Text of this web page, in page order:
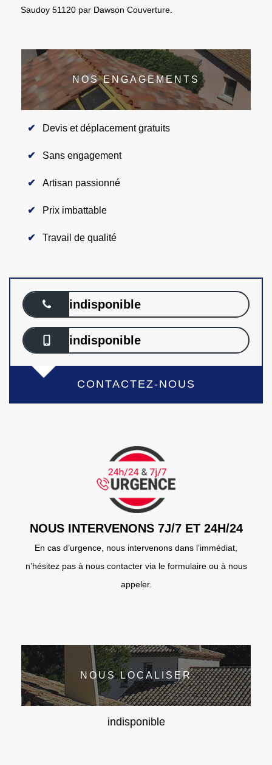
Saudoy 51120 par Dawson Couverture.
NOS ENGAGEMENTS
Devis et déplacement gratuits
Sans engagement
Artisan passionné
Prix imbattable
Travail de qualité
indisponible
indisponible
CONTACTEZ-NOUS
NOUS INTERVENONS 7J/7 ET 24H/24
En cas d’urgence, nous intervenons dans l’immédiat,
n’hésitez pas à nous contacter via le formulaire ou à nous
appeler.
NOUS LOCALISER
indisponible